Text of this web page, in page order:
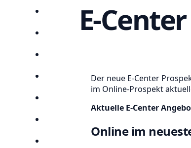
StartseiteE-
Der neue E-Center
im Online-Prospekt
Aktuelle E-Center
Online im